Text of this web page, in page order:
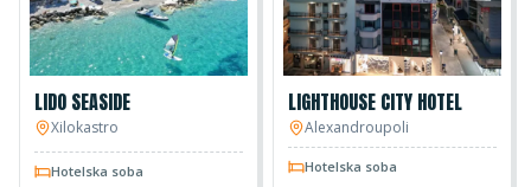
LIDO SEASIDE
Xilokastro
Hotelska soba
LIGHTHOUSE CITY HOTEL
Alexandroupoli
Hotelska soba